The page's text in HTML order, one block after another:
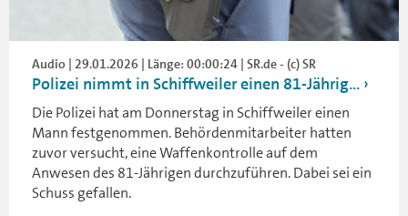
Audio | 29.01.2026 | Länge: 00:00:24 | SR.de - (c) SR
Polizei nimmt in Schiffweiler einen 81-Jährig...
Die Polizei hat am Donnerstag in Schiffweiler einen
Mann festgenommen. Behördenmitarbeiter hatten
zuvor versucht, eine Waffenkontrolle auf dem
Anwesen des 81-Jährigen durchzuführen. Dabei sei ein
Schuss gefallen.